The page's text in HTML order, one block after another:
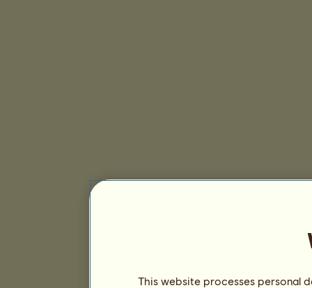
This website processes personal